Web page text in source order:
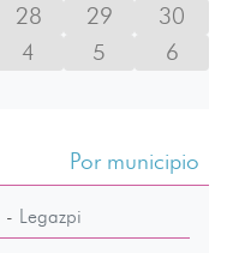
28 29
30
4 5 6
Por municipio
- Legazpi